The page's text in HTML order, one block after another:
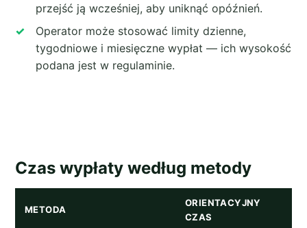
przejść ją wcześniej, aby uniknąć opóźnień.
Operator może stosować limity dzienne,
tygodniowe i miesięczne wypłat — ich wysokość
podana jest w regulaminie.
Czas wypłaty według metody
METODA
ORIENTACYJNY
CZAS